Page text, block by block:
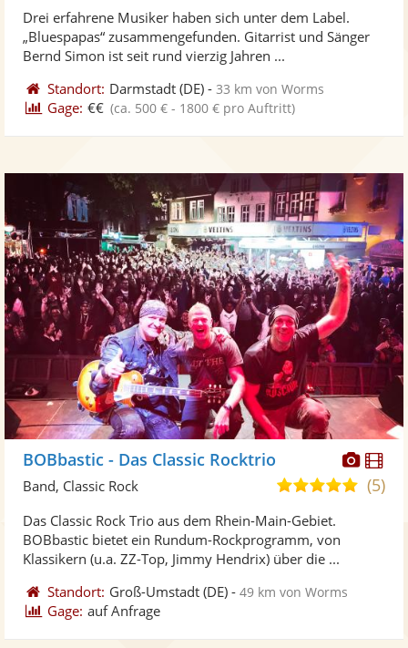
Drei erfahrene Musiker haben sich unter dem Label.
„Bluespapas“ zusammengefunden. Gitarrist und Sänger
Bernd Simon ist seit rund vierzig Jahren ...
Standort: Darmstadt (DE) -33 km von Worms
Gage: €€ (ca. 500 € - 1800 € pro Auftritt)
BOBbastic - Das Classic Rocktrio
5,0(5)
Band, Classic Rock
Das Classic Rock Trio aus dem Rhein-Main-Gebiet.
BOBbastic bietet ein Rundum-Rockprogramm, von
Klassikern (u.a. ZZ-Top, Jimmy Hendrix) über die ...
Standort: Groß-Umstadt (DE) -49 km von Worms
Gage: auf Anfrage